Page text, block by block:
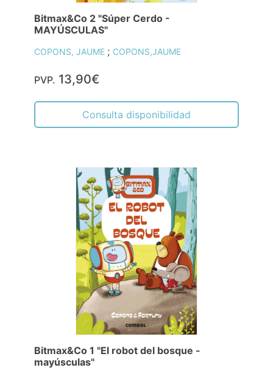
Bitmax&Co 2 "Súper Cerdo -
MAYÚSCULAS"
COPONS, JAUME ; COPONS,JAUME
PVP. 13,90€
Consulta disponibilidad
Bitmax&Co 1 "El robot del bosque -
mayúsculas"